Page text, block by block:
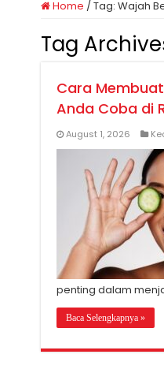
Home /Tag: Wajah
Tag
Cara
Anda Coba di
August 1, 2026
penting dalam
Baca Selengkapnya »